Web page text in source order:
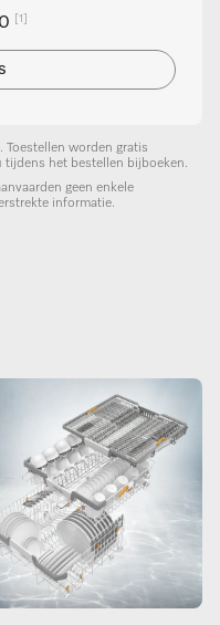
[1]
Toestellen worden gratis
tijdens het bestellen bijboeken.
geen enkele
informatie.